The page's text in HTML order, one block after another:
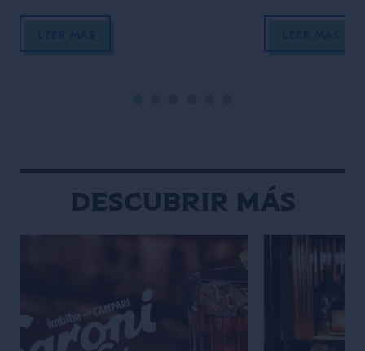
clave en Milk & Honey de Nueva
las virtudes de una base sólida en la
de […]
para crear arte
entrelazan:
Descubrir más